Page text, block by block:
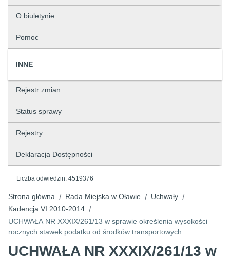
O biuletynie
Pomoc
INNE
Rejestr zmian
Status sprawy
Rejestry
Deklaracja Dostępności
Liczba odwiedzin: 4519376
Strona główna / Rada Miejska w Oławie / Uchwały /
Kadencja VI 2010-2014 /
UCHWAŁA NR XXXIX/261/13 w sprawie określenia wysokości
rocznych stawek podatku od środków transportowych
UCHWAŁA NR XXXIX/261/13 w